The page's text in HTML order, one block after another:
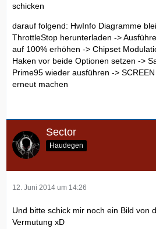
schicken
darauf folgend: HwInfo Diagramme
ThrottleStop herunterladen ->
auf 100% erhöhen -> Chipset
Haken vor beide Optionen setzen ->
Prime95 wieder ausführen ->
erneut machen
Sector
Haudegen
12. Juni 2014 um 14:26
Und bitte schick mir noch ein Bild von
Vermutung xD